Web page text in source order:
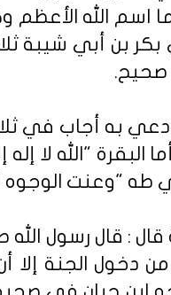
اسم الله الأعظم
بن أبي شيبة
صحيح.
به أجاب في
"الله لا إله
طه "وعنت
: قال رسول الله
دخول الجنة إلا